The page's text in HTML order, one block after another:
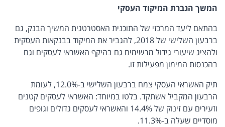
המשך הגברת המיקוד העסקי
בהתאם ליעד המרכזי של התוכנית האסטרטגית המשיך הבנק, גם
ברבעון השלישי של 2018, להגביר את המיקוד בבנקאות העסקית
ולהציג שיעורי גידול מרשימים גם בהיקף האשראי לעסקים וגם
בהכנסות המימון מפעילות זו.
תיק האשראי העסקי צמח ברבעון השלישי ב-12.0%, לעומת
הרבעון המקביל אשתקד. בלטו במיוחד: האשראי לעסקים קטנים
וזעירים עם זינוק של 14.4% והאשראי לעסקים גדולים וגופים
מוסדיים שעלה ב-11.3%.